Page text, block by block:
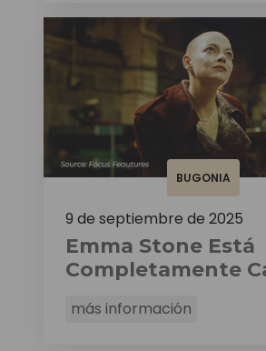
BUGONIA
9 de septiembre de 2025
Emma Stone Está
Completamente
más información